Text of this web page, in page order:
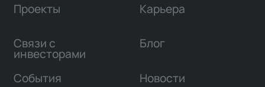
Проекты
Связи с
инвесторами
Карьера
Блог
События Новости